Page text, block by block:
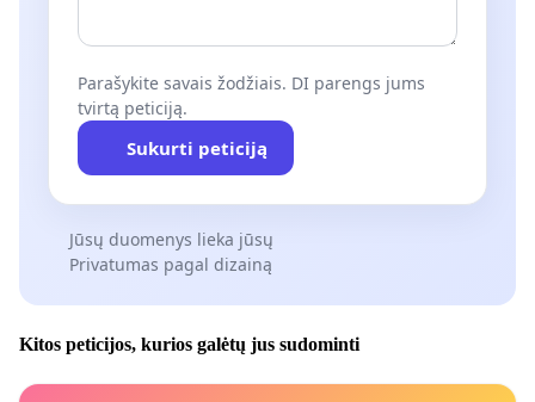
Parašykite savais žodžiais. DI parengs jums
tvirtą peticiją.
Sukurti peticiją
Jūsų duomenys lieka jūsų
Privatumas pagal dizainą
Kitos peticijos, kurios galėtų jus sudominti